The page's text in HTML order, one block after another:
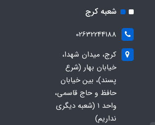
شعبه کرج
02632244188
کرج، میدان شهدا،
خیابان بهار (شرع
پسند)، بین خیابان
حافظ و حاج قاسمی،
واحد ۱ (شعبه دیگری
نداریم)